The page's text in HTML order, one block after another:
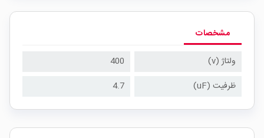
مشخصات
ولتاژ (v)
400
ظرفیت (uF)
4.7